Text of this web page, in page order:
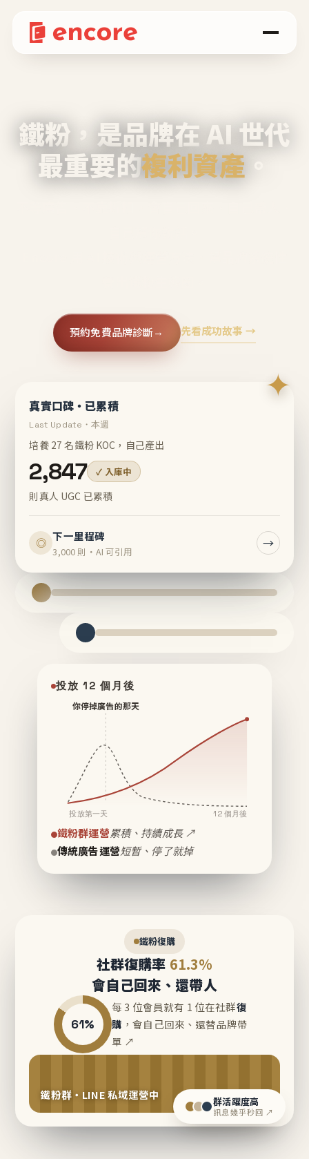
鐵粉，是品牌在 AI 世代
最重要的複利資產 。
預約免費品牌診斷→ 先看成功故事 →
✦
真實口碑・已累積
Last Update・本週
培養 27 名鐵粉 KOC，自己產出
2,847 ✓ 入庫中
則真人 UGC 已累積
◎ 下一里程碑
3,000 則・AI 可引用
→
投放 12 個月後
你停掉廣告的那天
投放第一天 12 個月後
鐵粉群運營累積、持續成長 ↗
傳統廣告運營短暫、停了就掉
鐵粉復購
社群復購率 61.3%
會自己回來、還帶人
61%
每 3 位會員就有 1 位在社群復
購 ，會自己回來、還替品牌帶
單 ↗
鐵粉群・LINE 私域運營中 群活躍度高
訊息幾乎秒回 ↗